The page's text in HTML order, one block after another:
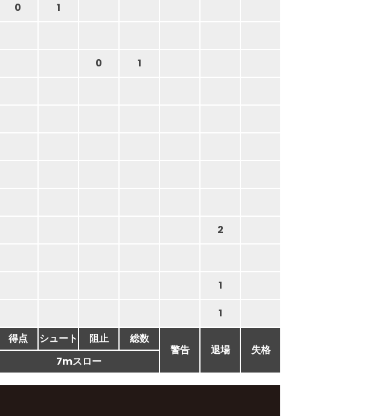
0
1
0
1
2
1
1
得点 シュート 阻止
総数
警告
退場
失格
7mスロー